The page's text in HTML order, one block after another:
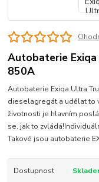
Autobaterie
850A
Autobaterie Exiqa Ultra
dieselagregát a udělat to
životnosti je hlavním
se, jak to
Takové jsou autobaterie
Dostupnost